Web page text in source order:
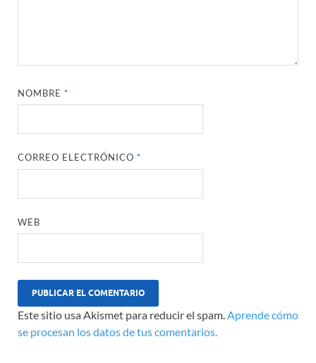
NOMBRE*
CORREO ELECTRÓNICO*
WEB
Este sitio usa Akismet para reducir el spam.Aprende cómo
se procesan los datos de tus comentarios.